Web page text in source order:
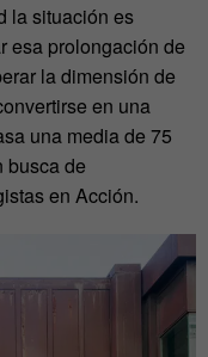
la situación es
esa prolongación de
la dimensión de
en una
una media de 75
busca de
en Acción.